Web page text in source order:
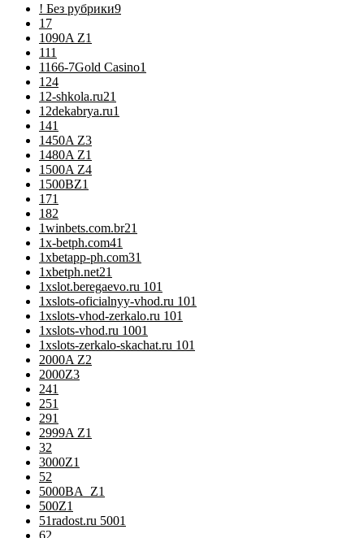
! Без рубрики9
1 7
1090A Z1
111
1166-7Gold Casino1
124
12-shkola.ru21
12dekabrya.ru1
141
1450A Z3
1480A Z1
1500A Z4
1500BZ1
171
182
1winbets.com.br21
1x-betph.com41
1xbetapp-ph.com31
1xbetph.net21
1xslot.beregaevo.ru 101
1xslots-oficialnyy-vhod.ru 101
1xslots-vhod-zerkalo.ru 101
1xslots-vhod.ru 1001
1xslots-zerkalo-skachat.ru 101
2000A Z2
2000Z3
241
251
291
2999A Z1
32
3000Z1
52
5000BA_Z1
500Z1
51radost.ru 5001
62